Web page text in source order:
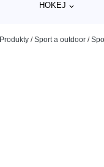
HOKEJ
Produkty /Sport a outdoor /